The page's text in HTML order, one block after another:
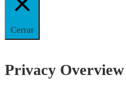
Cerrar
Privacy Overview